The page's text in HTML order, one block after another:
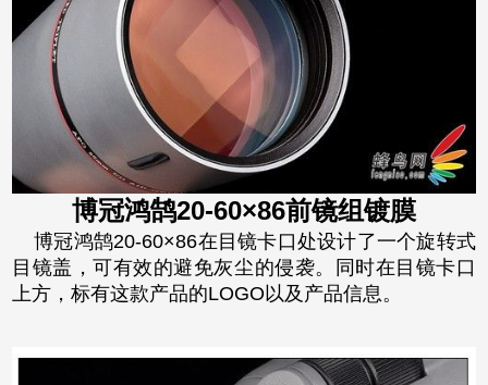
博冠鸿鹄20-60×86前镜组镀膜
博冠鸿鹄20-60×86在目镜卡口处设计了一个旋转式
目镜盖，可有效的避免灰尘的侵袭。同时在目镜卡口
上方，标有这款产品的LOGO以及产品信息。